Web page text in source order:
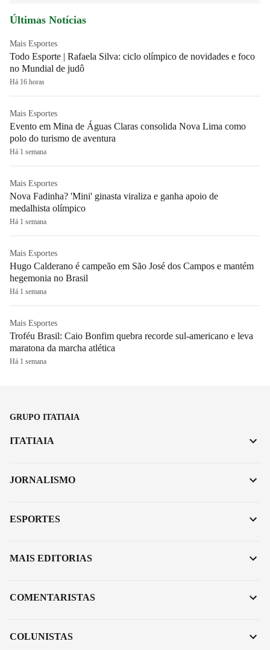
Últimas Notícias
Mais Esportes
Todo Esporte | Rafaela Silva: ciclo olímpico de novidades e foco
no Mundial de judô
Há 16 horas
Mais Esportes
Evento em Mina de Águas Claras consolida Nova Lima como
polo do turismo de aventura
Há 1 semana
Mais Esportes
Nova Fadinha? 'Mini' ginasta viraliza e ganha apoio de
medalhista olímpico
Há 1 semana
Mais Esportes
Hugo Calderano é campeão em São José dos Campos e mantém
hegemonia no Brasil
Há 1 semana
Mais Esportes
Troféu Brasil: Caio Bonfim quebra recorde sul-americano e leva
maratona da marcha atlética
Há 1 semana
GRUPO ITATIAIA
ITATIAIA
JORNALISMO
ESPORTES
MAIS EDITORIAS
COMENTARISTAS
COLUNISTAS